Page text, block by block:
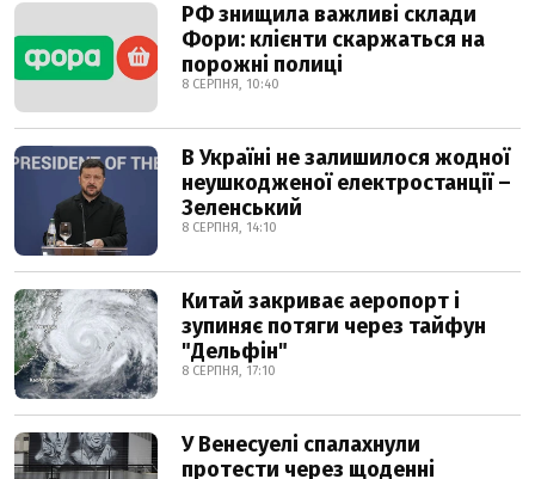
РФ знищила важливі склади
Фори: клієнти скаржаться на
порожні полиці
8 СЕРПНЯ, 10:40
В Україні не залишилося жодної
неушкодженої електростанції –
Зеленський
8 СЕРПНЯ, 14:10
Китай закриває аеропорт і
зупиняє потяги через тайфун
"Дельфін"
8 СЕРПНЯ, 17:10
У Венесуелі спалахнули
протести через щоденні